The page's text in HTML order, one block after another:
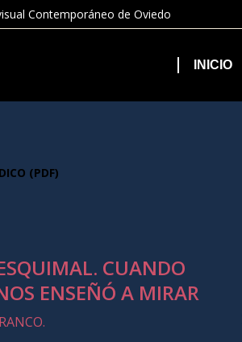
Contemporáneo de Oviedo
INICIO
(PDF)
CUANDO
ENSEÑÓ A MIRAR